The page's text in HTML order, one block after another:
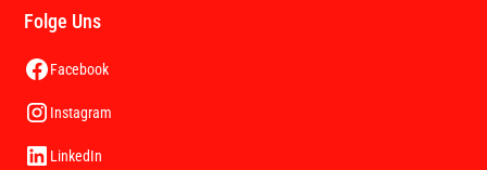
Folge Uns
Facebook
Instagram
LinkedIn